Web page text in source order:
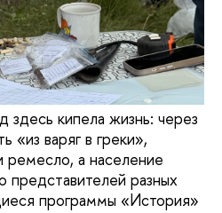
здесь кипела жизнь: через
«из варяг в греки»,
ремесло, а население
представителей разных
программы «История»